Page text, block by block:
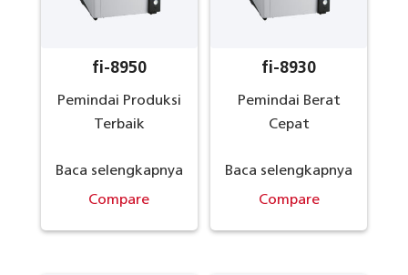
fi-8950
Pemindai Produksi
Terbaik
Baca selengkapnya
Compare
fi-8930
Pemindai Berat
Cepat
Baca selengkapnya
Compare